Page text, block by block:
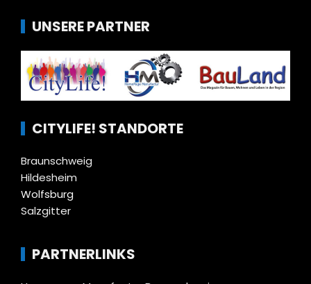
UNSERE PARTNER
CITYLIFE! STANDORTE
Braunschweig
Hildesheim
Wolfsburg
Salzgitter
PARTNERLINKS